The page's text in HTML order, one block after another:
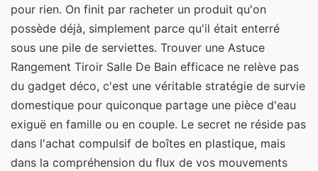
pour rien. On finit par racheter un produit qu'on
possède déjà, simplement parce qu'il était enterré
sous une pile de serviettes. Trouver une Astuce
Rangement Tiroir Salle De Bain efficace ne relève pas
du gadget déco, c'est une véritable stratégie de survie
domestique pour quiconque partage une pièce d'eau
exiguë en famille ou en couple. Le secret ne réside pas
dans l'achat compulsif de boîtes en plastique, mais
dans la compréhension du flux de vos mouvements